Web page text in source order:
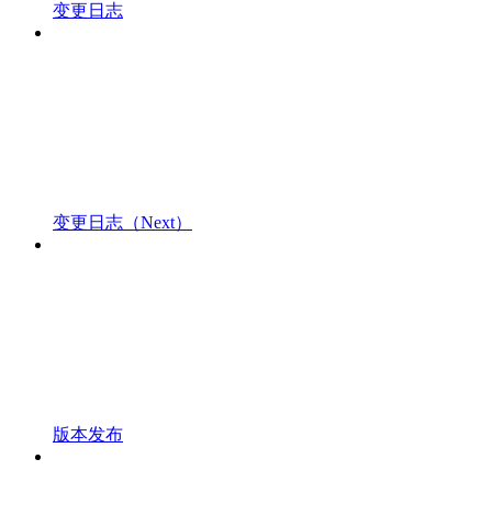
变更日志
变更日志（Next）
版本发布